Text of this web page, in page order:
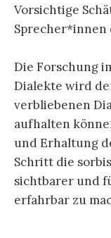
Vorsichtige
Sprecher*innen
Die Forschung
Dialekte wird
verbliebenen
aufhalten
und Erhaltung
Schritt die
sichtbarer und
erfahrbar zu